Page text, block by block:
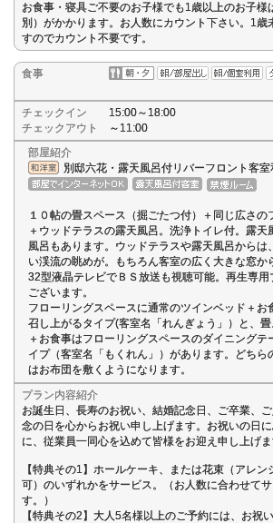
お食事・寝具ご不要のお子様でも1歳以上のお子様
別）がかかります。お人数にカウント下さい。1歳
すのでカウント不要です。
食事
チェックイン
15:00～18:00
チェックアウト
～11:00
部屋紹介
別邸六花・露天風呂付リバーフロント客
１０帖の畳スペース（掘ごたつ付）＋同じ広さの
＋ウッドテラスの露天風呂。洗浄トイレ付。露天
風呂もあります。ウッドテラスや露天風呂からは
い渓流の眺めが。もちろん客室の広く大きな窓か
32型液晶テレビでＢＳ放送も視聴可能。再生専用
ございます。
フローリングスペースに通常のツインベッド＋お
召し上がるタイプ(客室名「れんぎょう」）と、
＋お食事はフローリングスペースのダイニングテ
イプ（客室名「もくれん」）があります。どちら
はお布団を敷くようになります。
プラン内容紹介
お誕生日、長寿のお祝い、結婚記念日、ご卒業、
念の日を心からお祝い申し上げます。お祝いの日
に、従業員一同心を込めて皆様をお迎え申し上げま
【特典その1】ホールケーキ、または花束（アレン
可）のいずれかをサービス。（お人数に合わせて
す。）
【特典その2】大人5名様以上のご予約には、お祝